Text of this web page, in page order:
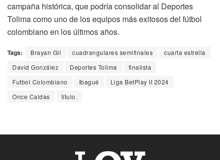
campaña histórica, que podría consolidar al Deportes
Tolima como uno de los equipos más exitosos del fútbol
colombiano en los últimos años.
Tags: Brayan Gil cuadrangulares semifinales
cuarta estrella
David González
Deportes Tolima
finalista
Futbol Colombiano
Ibagué
Liga BetPlay II 2024
Once Caldas
título.